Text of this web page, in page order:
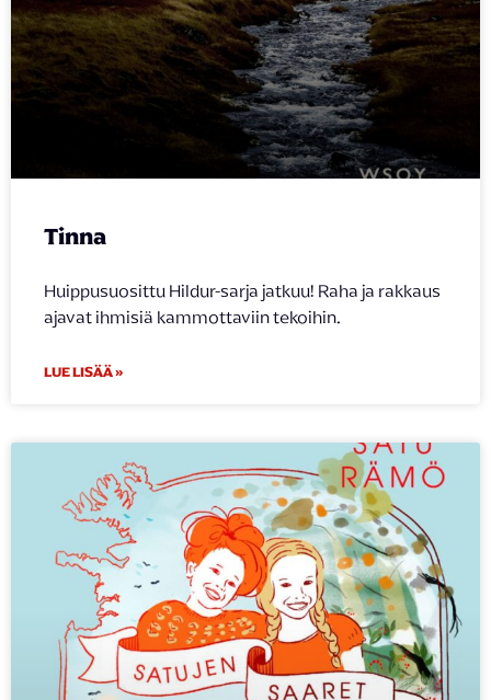
Tinna
Huippusuosittu Hildur-sarja jatkuu! Raha ja rakkaus
ajavat ihmisiä kammottaviin tekoihin.
LUE LISÄÄ »